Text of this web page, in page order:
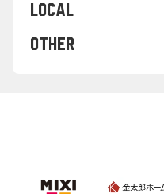
LOCAL
OTHER